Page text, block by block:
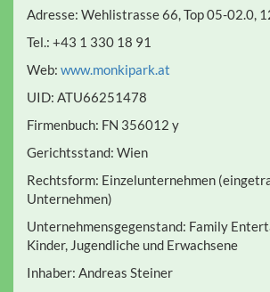
Adresse: Wehlistrasse 66, Top 05-02.0,
Tel.: +43 1 330 18 91
Web: www.monkipark.at
UID: ATU66251478
Firmenbuch: FN 356012 y
Gerichtsstand: Wien
Rechtsform: Einzelunternehmen
Unternehmen)
Unternehmensgegenstand: Family
Kinder, Jugendliche und Erwachsene
Inhaber: Andreas Steiner